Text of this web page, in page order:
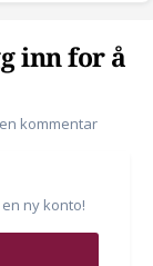
inn for å
kommentar
ny konto!